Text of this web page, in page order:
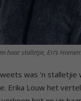
haar stalletjie, Eri’s
was ‘n stalletjie
Erika Louw het